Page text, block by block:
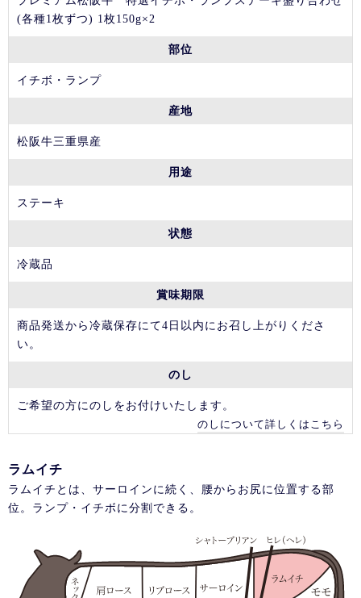
(各種1枚ずつ) 1枚150g×2
部位
イチボ・ランプ
産地
松阪牛三重県産
用途
ステーキ
状態
冷蔵品
賞味期限
商品発送から冷蔵保存にて4日以内にお召し上がりくださ
い。
のし
ご希望の方にのしをお付けいたします。
のしについて詳しくはこちら
ラムイチ
ラムイチとは、サーロインに続く、腰からお尻に位置する部
位。ランプ・イチボに分割できる。